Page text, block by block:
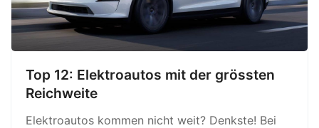
Top 12: Elektroautos mit der grössten
Reichweite
Elektroautos kommen nicht weit? Denkste! Bei